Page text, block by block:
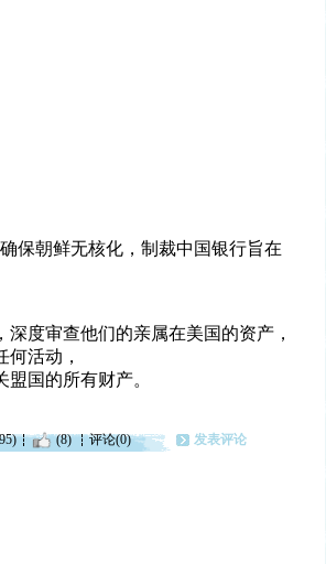
保朝鲜无核化，制裁中国银行旨在
度审查他们的亲属在美国的资产，
活动，
国的所有财产。
(8) 评论(0) 发表评论